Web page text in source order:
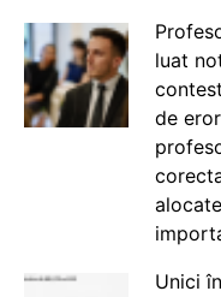
luat
de
Unici